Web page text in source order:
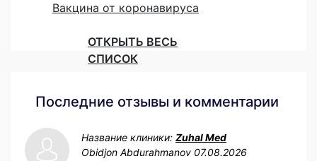
Вакцина от коронавируса
ОТКРЫТЬ ВЕСЬ
СПИСОК
Последние отзывы и комментарии
Название клиники: Zuhal Med
Obidjon Abdurahmanov 07.08.2026